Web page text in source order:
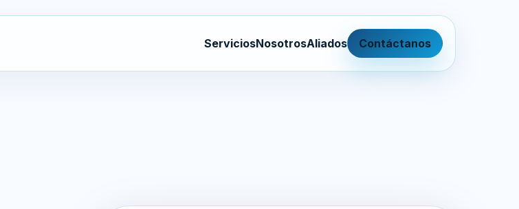
ServiciosNosotrosAliados Contáctanos